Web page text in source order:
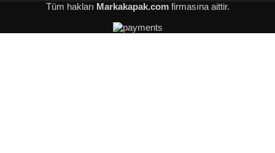
Tüm hakları Markakapak.comfirmasına aittir.